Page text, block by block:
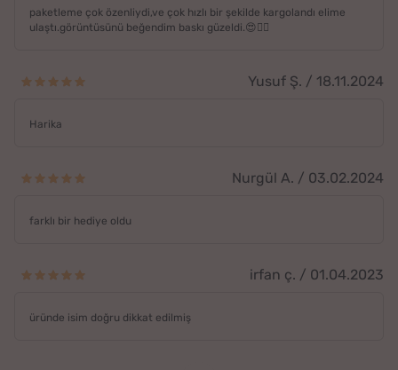
paketleme çok özenliydi,ve çok hızlı bir şekilde kargolandı elime
ulaştı.görüntüsünü beğendim baskı güzeldi.😍🙋‍♀️
Yusuf Ş. / 18.11.2024
Harika
Nurgül A. / 03.02.2024
farklı bir hediye oldu
irfan ç. / 01.04.2023
üründe isim doğru dikkat edilmiş